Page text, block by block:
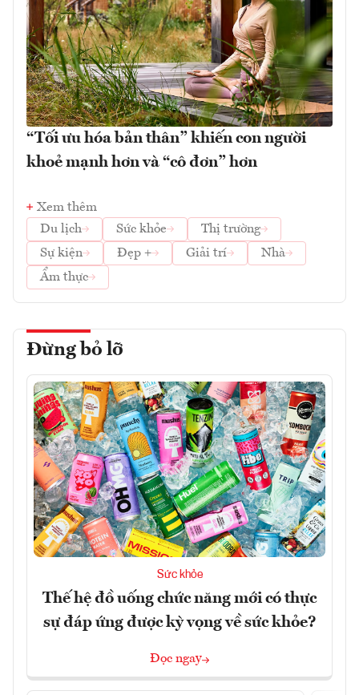
“Tối ưu hóa bản thân” khiến con người
khoẻ mạnh hơn và “cô đơn” hơn
Xem thêm
Du lịch
Sức khỏe
Thị trường
Sự kiện
Đẹp + Giải trí
Nhà
Ẩm thực
Đừng bỏ lỡ
Sức khỏe
Thế hệ đồ uống chức năng mới có thực
sự đáp ứng được kỳ vọng về sức khỏe?
Đọc ngay